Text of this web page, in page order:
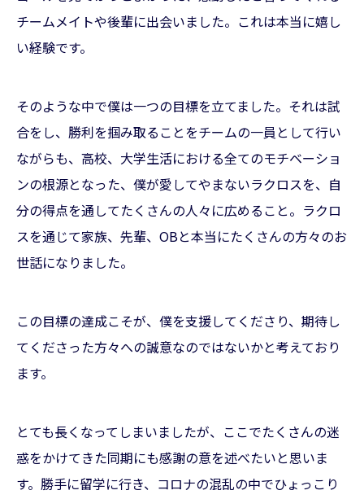
チームメイトや後輩に出会いました。これは本当に嬉し
い経験です。
そのような中で僕は一つの目標を立てました。それは試
合をし、勝利を掴み取ることをチームの一員として行い
ながらも、高校、大学生活における全てのモチベーショ
ンの根源となった、僕が愛してやまないラクロスを、自
分の得点を通してたくさんの人々に広めること。ラクロ
スを通じて家族、先輩、OBと本当にたくさんの方々のお
世話になりました。
この目標の達成こそが、僕を支援してくださり、期待し
てくださった方々への誠意なのではないかと考えており
ます。
とても長くなってしまいましたが、ここでたくさんの迷
惑をかけてきた同期にも感謝の意を述べたいと思いま
す。勝手に留学に行き、コロナの混乱の中でひょっこり